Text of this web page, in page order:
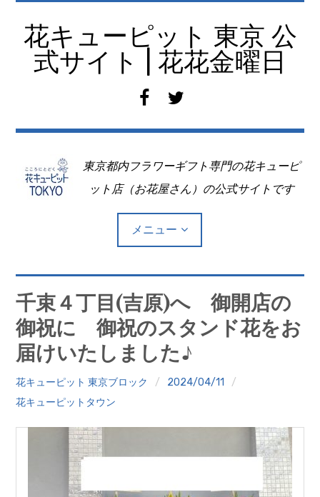
花キューピット 東京 公
式サイト | 花花金曜日
f
c
b
o
k
i
t
e
東京都内フラワーギフト専門の花キューピ
ット店（お花屋さん）の公式サイトです
メニュー
Top
クイズ
プランター寄贈
加盟店リスト
花キューピットタウン
団体概要
千束４丁目(吉原)へ 御開店の
御祝に 御祝のスタンド花をお
届けいたしました♪
花キューピット 東京ブロック
2024/04/11
花キューピットタウン